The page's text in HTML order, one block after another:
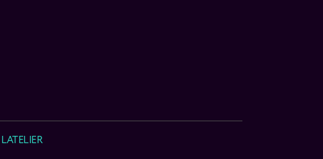
LATELIER